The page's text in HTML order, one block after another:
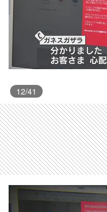
12/41